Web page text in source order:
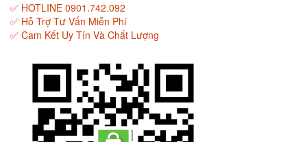
✅ HOTLINE 0901.742.092
✅ Hỗ Trợ Tư Vấn Miễn Phí
✅ Cam Kết Uy Tín Và Chất Lượng